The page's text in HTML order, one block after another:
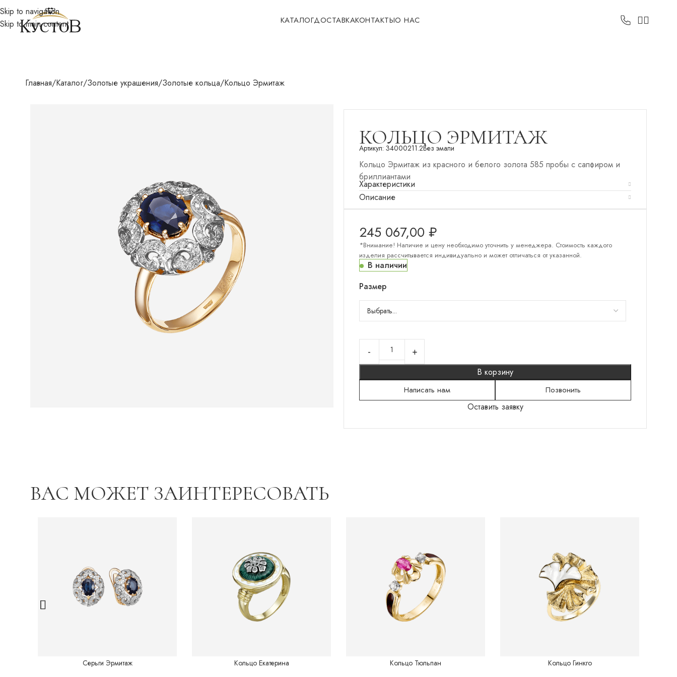
Skip to navigation
Skip to main content
КАТАЛОГ
КОЛЛЕКЦИИ "СЕРЕБРО"
Русский сувенир
Санкт-Петербург
Флористика
Грани вселенной
Серебряные серьги
Серебряные браслеты
Колье
Шнурки
ДОСТАВКАКОНТАКТЫО НАС
Главная Каталог Золотые украшения Золотые кольца Кольцо Эрмитаж
КОЛЬЦО ЭРМИТАЖ
Артикул: 34000211.2Без эмали
Кольцо Эрмитаж из красного и белого золота 585 пробы с сапфиром и
бриллиантами
Характеристики
Описание
245 067,00 ₽
*Внимание! Наличие и цену необходимо уточнить у менеджера. Стоимость каждого
изделия рассчитывается индивидуально и может отличаться от указанной.
В наличии
Размер
В корзину
Написать нам Позвонить
Оставить заявку
ВАС МОЖЕТ ЗАИНТЕРЕСОВАТЬ
Серьги Эрмитаж Кольцо Екатерина Кольцо Тюльпан Кольцо Гинкго